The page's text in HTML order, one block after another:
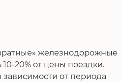
железнодорожные
20% от цены поездки.
зависимости от периода